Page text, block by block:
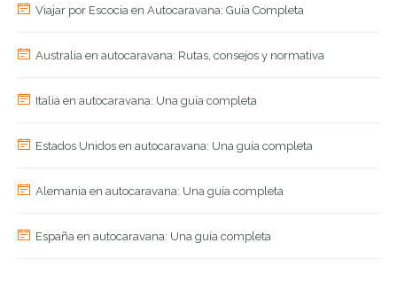
Viajar por Escocia en Autocaravana: Guía Completa
Australia en autocaravana: Rutas, consejos y normativa
Italia en autocaravana: Una guía completa
Estados Unidos en autocaravana: Una guía completa
Alemania en autocaravana: Una guía completa
España en autocaravana: Una guía completa